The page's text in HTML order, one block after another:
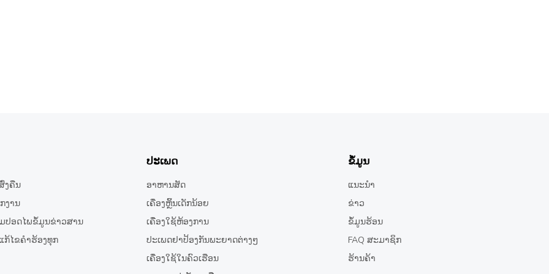
ງຄືນ
ງານ
ປອດໄພຂໍ້ມູນຂ່າວສານ
ກ້ໄຂຄໍາຮ້ອງທຸກ
ປະເພດ
ອາຫານສັດ
ເຄື່ອງຫຼິ້ນເດັກນ້ອຍ
ເຄື່ອງໃຊ້ຫ້ອງການ
ປະເພດຢາປ້ອງກັນພະຍາດຕ່າງໆ
ເຄື່ອງໃຊ້ໃນຄົວເຮືອນ
ຂໍ້ມູນ
ແນະນຳ
ຂ່າວ
ຂໍ້ມູນຮ້ອນ
FAQ ສະມາຊິກ
ຮ້ານຄ້າ